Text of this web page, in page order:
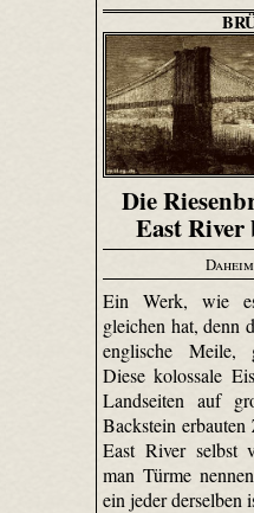
Die
East River
Daheim
Ein Werk, wie
gleichen hat, denn
englische Meile,
Diese kolossale
Landseiten auf
Backstein
East River selbst
man Türme
ein jeder derselben